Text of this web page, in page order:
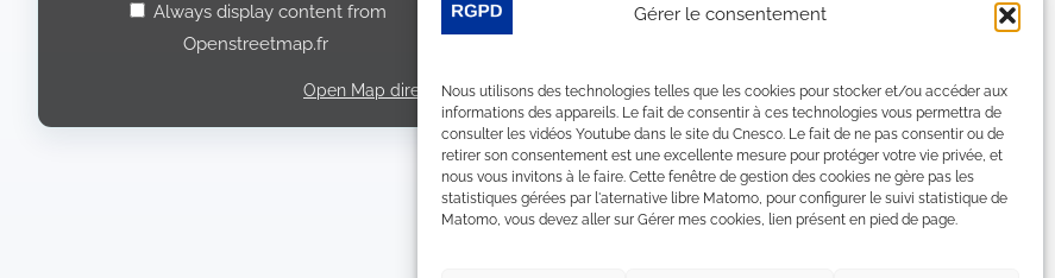
Gérer le consentement
Nous utilisons des technologies telles que les cookies pour stocker et/ou accéder aux
informations des appareils. Le fait de consentir à ces technologies vous permettra de
consulter les vidéos Youtube dans le site du Cnesco. Le fait de ne pas consentir ou de
retirer son consentement est une excellente mesure pour protéger votre vie privée, et
nous vous invitons à le faire. Cette fenêtre de gestion des cookies ne gère pas les
statistiques gérées par l'aternative libre Matomo, pour configurer le suivi statistique de
Matomo, vous devez aller sur Gérer mes cookies, lien présent en pied de page.
Always display content from
Openstreetmap.fr
Open Map directly